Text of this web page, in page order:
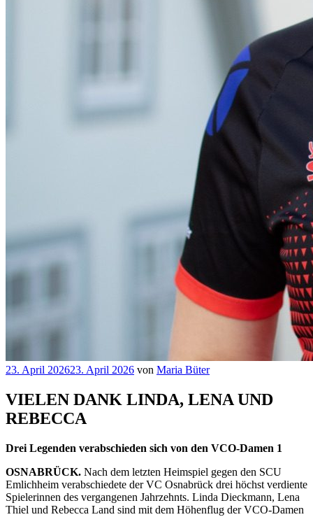
Veröffentlicht
23. April 202623. April 2026 von Maria Büter
VIELEN DANK LINDA, LENA UND
REBECCA
Drei Legenden verabschieden sich von den VCO-Damen 1
OSNABRÜCK. Nach dem letzten Heimspiel gegen den SCU
Emlichheim verabschiedete der VC Osnabrück drei höchst verdiente
Spielerinnen des vergangenen Jahrzehnts. Linda Dieckmann, Lena
Thiel und Rebecca Land sind mit dem Höhenflug der VCO-Damen